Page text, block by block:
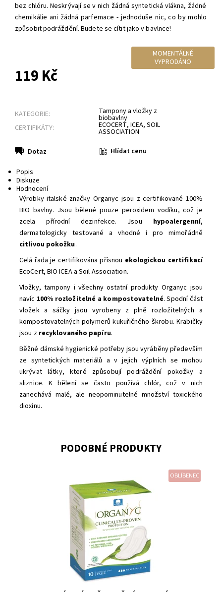
bez chlóru. Neskrývají se v nich žádná syntetická vlákna, žádné
chemikálie ani žádná parfemace - jednoduše nic, co by mohlo
způsobit podráždění. Budete se cítit jako v bavlnce!
MOMENTÁLNĚ
VYPRODÁNO
119 Kč
KATEGORIE: Tampony a vložky z
biobavlny
CERTIFIKÁTY:
ECOCERT, ICEA, SOIL
ASSOCIATION
Dotaz
Hlídat cenu
Popis
Diskuze
Hodnocení
Výrobky italské značky Organyc jsou z certifikované 100%
BIO bavlny. Jsou bělené pouze peroxidem vodíku, což je
zcela přírodní dezinfekce. Jsou hypoalergenní,
dermatologicky testované a vhodné i pro mimořádně
citlivou pokožku.
Celá řada je certifikována přísnou ekologickou certifikací
EcoCert, BIO ICEA a Soil Association.
Vložky, tampony i všechny ostatní produkty Organyc jsou
navíc 100% rozložitelné a kompostovatelné. Spodní část
vložek a sáčky jsou vyrobeny z plně rozložitelných a
kompostovatelných polymerů kukuřičného škrobu. Krabičky
jsou z recyklovaného papíru.
Běžné dámské hygienické potřeby jsou vyráběny především
ze syntetických materiálů a v jejich výplních se mohou
ukrývat látky, které způsobují podráždění pokožky a
sliznice. K bělení se často používá chlór, což v nich
zanechává malé, ale neopominutelné množství toxického
dioxinu.
PODOBNÉ PRODUKTY
OBLÍBENEC
Organyc